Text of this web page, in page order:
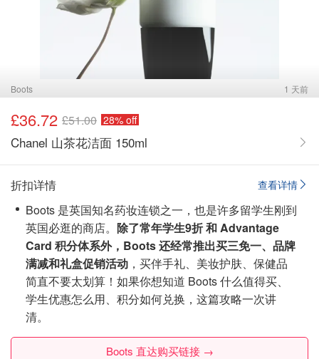
Boots 1 天前
£36.72 £51.00 28% off
Chanel 山茶花洁面 150ml
查看详情
折扣详情
Boots 是英国知名药妆连锁之一，也是许多留学生刚到
英国必逛的商店。 除了常年学生9折 和 Advantage
Card 积分体系外，Boots 还经常推出买三免一、品牌
满减和礼盒促销活动 ，买伴手礼、美妆护肤、保健品
简直不要太划算！如果你想知道 Boots 什么值得买、
学生优惠怎么用、积分如何兑换，这篇攻略一次讲
清。
Boots 直达购买链接 →